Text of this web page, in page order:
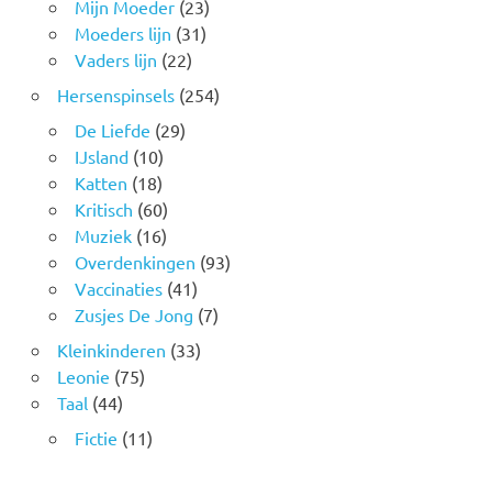
Mijn Moeder(23)
Moeders lijn (31)
Vaders lijn (22)
Hersenspinsels(254)
De Liefde (29)
IJsland(10)
Katten (18)
Kritisch (60)
Muziek(16)
Overdenkingen (93)
Vaccinaties(41)
Zusjes De Jong (7)
Kleinkinderen (33)
Leonie (75)
Taal(44)
Fictie (11)